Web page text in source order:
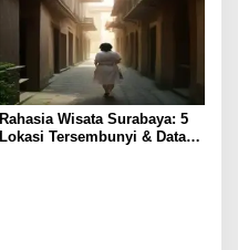
Rahasia Wisata Surabaya: 5
Lokasi Tersembunyi & Data